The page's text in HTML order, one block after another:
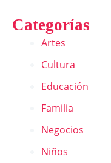
Categorías
Artes
Cultura
Educación
Familia
Negocios
Niños